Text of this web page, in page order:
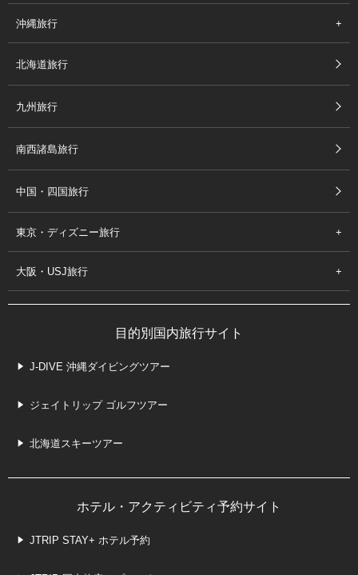
沖縄旅行
北海道旅行
九州旅行
南西諸島旅行
中国・四国旅行
東京・ディズニー旅行
大阪・USJ旅行
目的別国内旅行サイト
J-DIVE 沖縄ダイビングツアー
ジェイトリップ ゴルフツアー
北海道スキーツアー
ホテル・アクティビティ予約サイト
JTRIP STAY+ ホテル予約